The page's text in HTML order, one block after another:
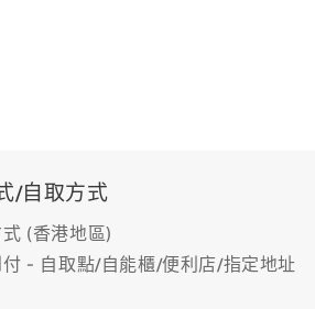
/自取方式
(香港地區)
- 自取點/自能櫃/便利店/指定地址